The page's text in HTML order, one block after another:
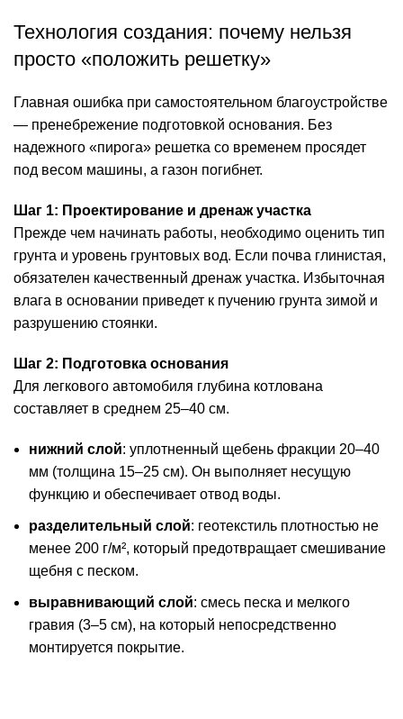
Технология создания: почему нельзя
просто «положить решетку»
Главная ошибка при самостоятельном благоустройстве
— пренебрежение подготовкой основания. Без
надежного «пирога» решетка со временем просядет
под весом машины, а газон погибнет.
Шаг 1: Проектирование и дренаж участка
Прежде чем начинать работы, необходимо оценить тип
грунта и уровень грунтовых вод. Если почва глинистая,
обязателен качественный дренаж участка. Избыточная
влага в основании приведет к пучению грунта зимой и
разрушению стоянки.
Шаг 2: Подготовка основания
Для легкового автомобиля глубина котлована
составляет в среднем 25–40 см.
нижний слой: уплотненный щебень фракции 20–40
мм (толщина 15–25 см). Он выполняет несущую
функцию и обеспечивает отвод воды.
разделительный слой: геотекстиль плотностью не
менее 200 г/м², который предотвращает смешивание
щебня с песком.
выравнивающий слой: смесь песка и мелкого
гравия (3–5 см), на который непосредственно
монтируется покрытие.